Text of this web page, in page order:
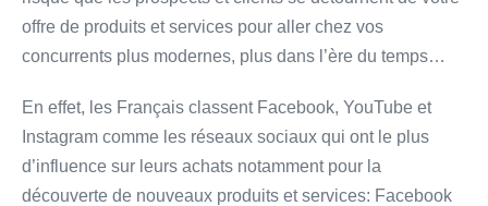
offre de produits et services pour aller chez vos
concurrents plus modernes, plus dans l’ère du temps…
En effet, les Français classent Facebook, YouTube et
Instagram comme les réseaux sociaux qui ont le plus
d’influence sur leurs achats notamment pour la
découverte de nouveaux produits et services: Facebook